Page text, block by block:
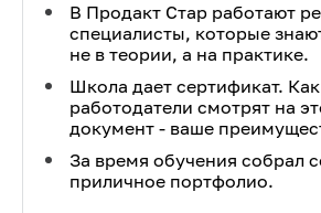
В Продакт Стар работают
специалисты, которые
не в теории, а на практике.
Школа дает сертификат.
работодатели смотрят на
документ - ваше
За время обучения собрал
приличное портфолио.